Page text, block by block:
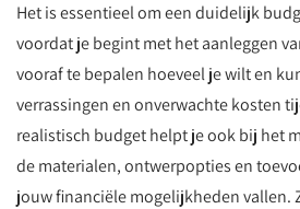
Het is essentieel om een duidelijk
voordat je begint met het aanleggen
vooraf te bepalen hoeveel je wilt en
verrassingen en onverwachte kosten
realistisch budget helpt je ook bij het
de materialen, ontwerpopties en
jouw financiële mogelijkheden vallen.